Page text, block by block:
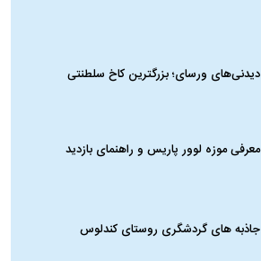
دیدنی‌های ورسای؛ بزرگترین کاخ سلطنتی
معرفی موزه لوور پاریس و راهنمای بازدید
جاذبه های گردشگری روستای کندلوس